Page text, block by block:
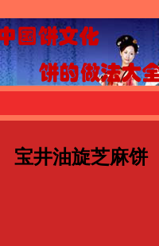
宝井油旋芝麻饼